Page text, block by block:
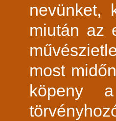
nevünket,
miután az
most
köpeny